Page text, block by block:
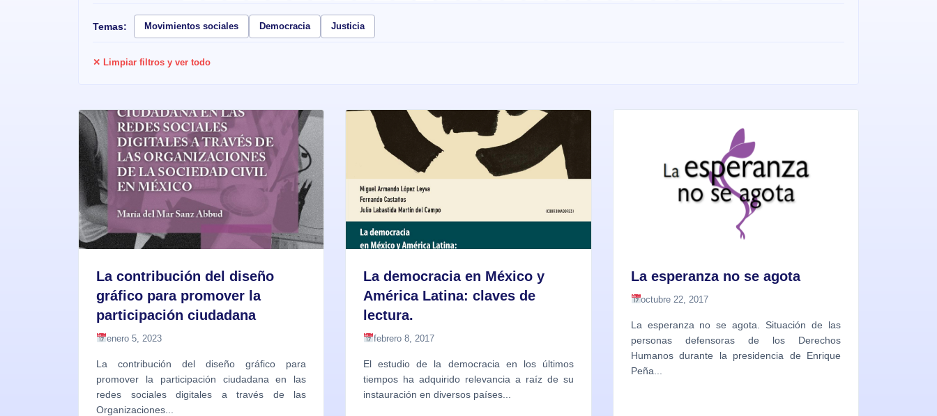
Temas: Movimientos sociales Democracia Justicia
✕ Limpiar filtros y ver todo
La contribución del diseño
gráfico para promover la
participación ciudadana
enero 5, 2023
La contribución del diseño gráfico para
promover la participación ciudadana en las
redes sociales digitales a través de las
Organizaciones...
La democracia en México y
América Latina: claves de
lectura.
febrero 8, 2017
El estudio de la democracia en los últimos
tiempos ha adquirido relevancia a raíz de su
instauración en diversos países...
La esperanza no se agota
octubre 22, 2017
La esperanza no se agota. Situación de las
personas defensoras de los Derechos
Humanos durante la presidencia de Enrique
Peña...